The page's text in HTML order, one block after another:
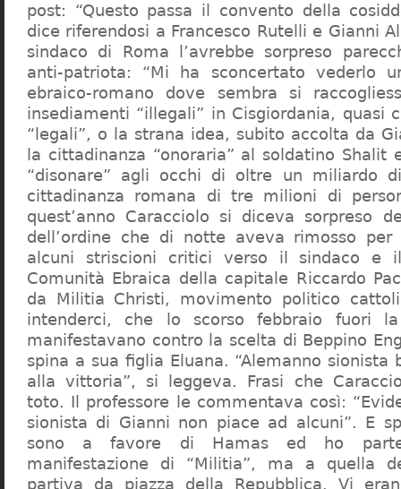
post: “Questo passa il convento della
dice riferendosi a Francesco Rutelli e Gianni
sindaco di Roma l’avrebbe sorpreso
anti-patriota: “Mi ha sconcertato vederlo
ebraico-romano dove sembra si
insediamenti “illegali” in Cisgiordania, quasi
“legali”, o la strana idea, subito accolta da
la cittadinanza “onoraria” al soldatino Shalit
“disonare” agli occhi di oltre un miliardo
cittadinanza romana di tre milioni di
quest’anno Caracciolo si diceva sorpreso
dell’ordine che di notte aveva rimosso
alcuni striscioni critici verso il sindaco e
Comunità Ebraica della capitale Riccardo
da Militia Christi, movimento politico
intenderci, che lo scorso febbraio fuori
manifestavano contro la scelta di Beppino
spina a sua figlia Eluana. “Alemanno sionista
alla vittoria”, si leggeva. Frasi che
toto. Il professore le commentava così:
sionista di Gianni non piace ad alcuni”. E
sono a favore di Hamas ed ho
manifestazione di “Militia”, ma a quella
partiva da piazza della Repubblica. Vi